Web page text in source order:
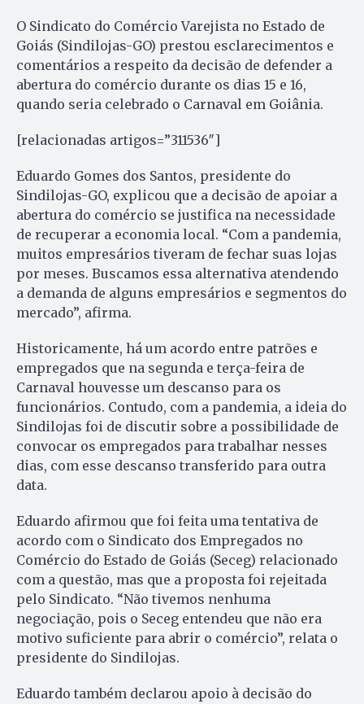
O Sindicato do Comércio Varejista no Estado de
Goiás (Sindilojas-GO) prestou esclarecimentos e
comentários a respeito da decisão de defender a
abertura do comércio durante os dias 15 e 16,
quando seria celebrado o Carnaval em Goiânia.
[relacionadas artigos=”311536″]
Eduardo Gomes dos Santos, presidente do
Sindilojas-GO, explicou que a decisão de apoiar a
abertura do comércio se justifica na necessidade
de recuperar a economia local. “Com a pandemia,
muitos empresários tiveram de fechar suas lojas
por meses. Buscamos essa alternativa atendendo
a demanda de alguns empresários e segmentos do
mercado”, afirma.
Historicamente, há um acordo entre patrões e
empregados que na segunda e terça-feira de
Carnaval houvesse um descanso para os
funcionários. Contudo, com a pandemia, a ideia do
Sindilojas foi de discutir sobre a possibilidade de
convocar os empregados para trabalhar nesses
dias, com esse descanso transferido para outra
data.
Eduardo afirmou que foi feita uma tentativa de
acordo com o Sindicato dos Empregados no
Comércio do Estado de Goiás (Seceg) relacionado
com a questão, mas que a proposta foi rejeitada
pelo Sindicato. “Não tivemos nenhuma
negociação, pois o Seceg entendeu que não era
motivo suficiente para abrir o comércio”, relata o
presidente do Sindilojas.
Eduardo também declarou apoio à decisão do